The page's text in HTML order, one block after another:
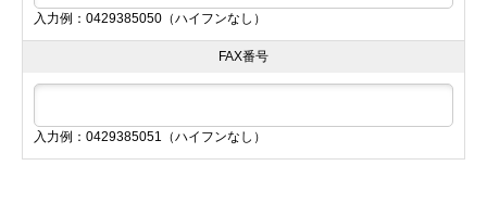
入力例：0429385050（ハイフンなし）
FAX番号
入力例：0429385051（ハイフンなし）